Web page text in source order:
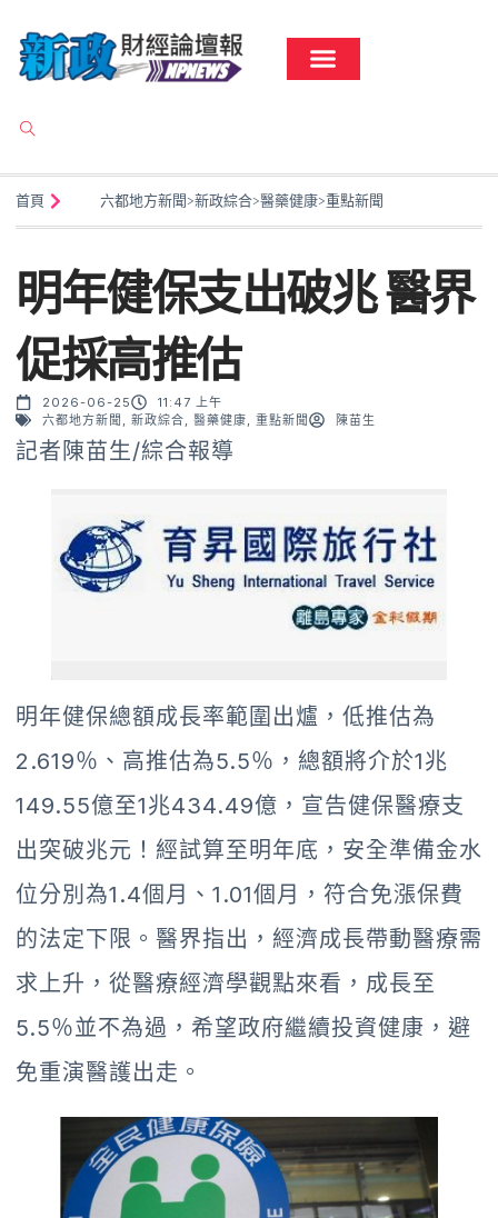
首頁 六都地方新聞>新政綜合>醫藥健康>重點新聞
明年健保支出破兆 醫界
促採高推估
2026-06-25
11:47 上午
六都地方新聞
新政綜合 醫藥健康 重點新聞 陳苗生
記者陳苗生/綜合報導
明年健保總額成長率範圍出爐，低推估為
2.619％、高推估為5.5％，總額將介於1兆
149.55億至1兆434.49億，宣告健保醫療支
出突破兆元！經試算至明年底，安全準備金水
位分別為1.4個月、1.01個月，符合免漲保費
的法定下限。醫界指出，經濟成長帶動醫療需
求上升，從醫療經濟學觀點來看，成長至
5.5％並不為過，希望政府繼續投資健康，避
免重演醫護出走。